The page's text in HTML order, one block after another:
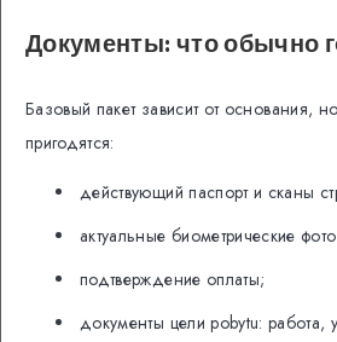
Документы: что обычно
Базовый пакет зависит от основания,
пригодятся:
действующий паспорт и сканы
актуальные биометрические
подтверждение оплаты;
документы цели pobytu: работа,